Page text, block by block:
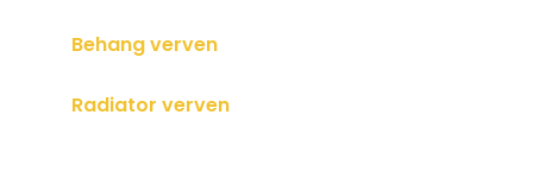
Behang verven
Radiator verven